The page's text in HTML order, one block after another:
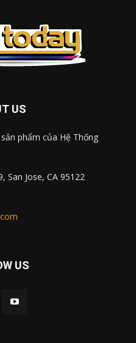
US
phẩm của Hệ Thống
San Jose, CA 95122
US